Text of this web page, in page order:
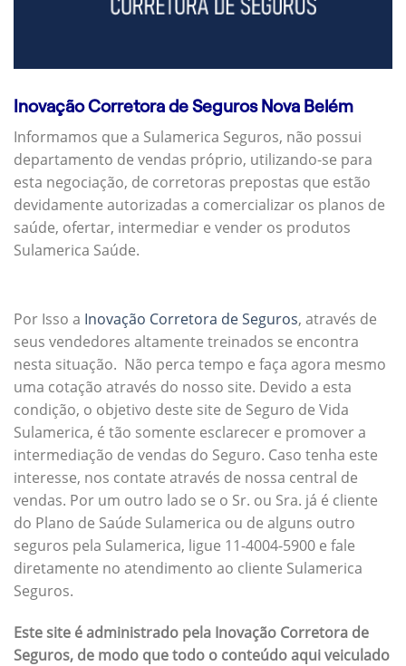
Inovação Corretora de Seguros Nova Belém
Informamos que a Sulamerica Seguros, não possui
departamento de vendas próprio, utilizando-se para
esta negociação, de corretoras prepostas que estão
devidamente autorizadas a comercializar os planos de
saúde, ofertar, intermediar e vender os produtos
Sulamerica Saúde.
Por Isso a Inovação Corretora de Seguros, através de
seus vendedores altamente treinados se encontra
nesta situação. Não perca tempo e faça agora mesmo
uma cotação através do nosso site. Devido a esta
condição, o objetivo deste site de Seguro de Vida
Sulamerica, é tão somente esclarecer e promover a
intermediação de vendas do Seguro. Caso tenha este
interesse, nos contate através de nossa central de
vendas. Por um outro lado se o Sr. ou Sra. já é cliente
do Plano de Saúde Sulamerica ou de alguns outro
seguros pela Sulamerica, ligue 11-4004-5900 e fale
diretamente no atendimento ao cliente Sulamerica
Seguros.
Este site é administrado pela Inovação Corretora de
Seguros, de modo que todo o conteúdo aqui veiculado